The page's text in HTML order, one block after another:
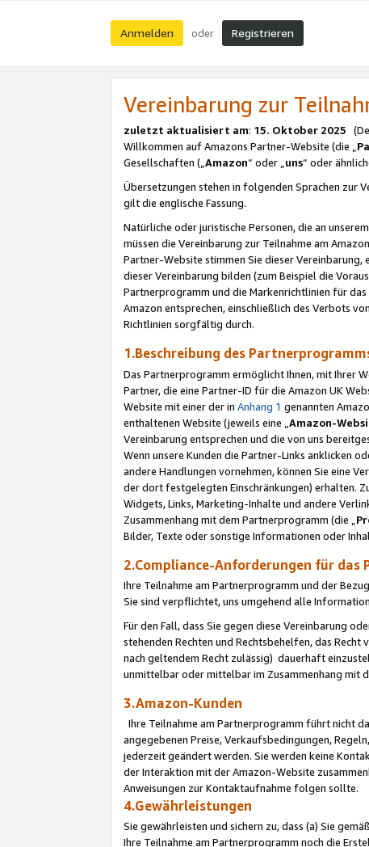
Anmelden oder Registrieren
Vereinbarung zur
zuletzt aktualisiert am: 15. Oktober 2025
Willkommen auf Amazons Partner-Website (die „
Gesellschaften („Amazon“ oder „uns“ oder
Übersetzungen stehen in folgenden Sprachen zur
gilt die englische Fassung.
Natürliche oder juristische Personen, die an
müssen die Vereinbarung zur Teilnahme am
Partner-Website stimmen Sie dieser Vereinbarung,
dieser Vereinbarung bilden (zum Beispiel die
Partnerprogramm und die Markenrichtlinien für
Amazon entsprechen, einschließlich des Verbots
Richtlinien sorgfältig durch.
1.Beschreibung des
Das Partnerprogramm ermöglicht Ihnen, mit Ihrer
Partner, die eine Partner-ID für die Amazon UK
Website mit einer der in Anhang 1 genannten
enthaltenen Website (jeweils eine „ Amazon-
Vereinbarung entsprechen und die von uns
Wenn unsere Kunden die Partner-Links anklicken
andere Handlungen vornehmen, können Sie eine
der dort festgelegten Einschränkungen) erhalten.
Widgets, Links, Marketing-Inhalte und andere
Zusammenhang mit dem Partnerprogramm (die „
Bilder, Texte oder sonstige Informationen oder
2.Compliance-Anforderungen für das
Ihre Teilnahme am Partnerprogramm und der
Sie sind verpflichtet, uns umgehend alle
Für den Fall, dass Sie gegen diese Vereinbarung
stehenden Rechten und Rechtsbehelfen, das
nach geltendem Recht zulässig) dauerhaft
unmittelbar oder mittelbar im Zusammenhang mit
3.Amazon-Kunden
Ihre Teilnahme am Partnerprogramm führt nicht
angegebenen Preise, Verkaufsbedingungen,
jederzeit geändert werden. Sie werden keine
der Interaktion mit der Amazon-Website
Anweisungen zur Kontaktaufnahme folgen sollte.
4.Gewährleistungen
Sie gewährleisten und sichern zu, dass (a) Sie
Ihre Teilnahme am Partnerprogramm noch die